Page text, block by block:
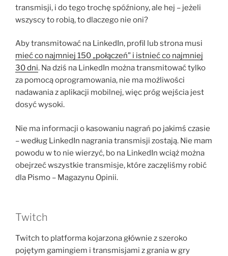
transmisji, i do tego trochę spóźniony, ale hej – jeżeli
wszyscy to robią, to dlaczego nie oni?
Aby transmitować na LinkedIn, profil lub strona musi
mieć co najmniej 150 „połączeń” i istnieć co najmniej
30 dni. Na dziś na LinkedIn można transmitować tylko
za pomocą oprogramowania, nie ma możliwości
nadawania z aplikacji mobilnej, więc próg wejścia jest
dosyć wysoki.
Nie ma informacji o kasowaniu nagrań po jakimś czasie
– według LinkedIn nagrania transmisji zostają. Nie mam
powodu w to nie wierzyć, bo na LinkedIn wciąż można
obejrzeć wszystkie transmisje, które zaczęliśmy robić
dla Pismo – Magazynu Opinii.
Twitch
Twitch to platforma kojarzona głównie z szeroko
pojętym gamingiem i transmisjami z grania w gry